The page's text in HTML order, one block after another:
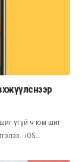
шиг үгүй ч юм шиг
iOS…